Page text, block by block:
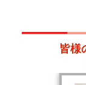
皆様